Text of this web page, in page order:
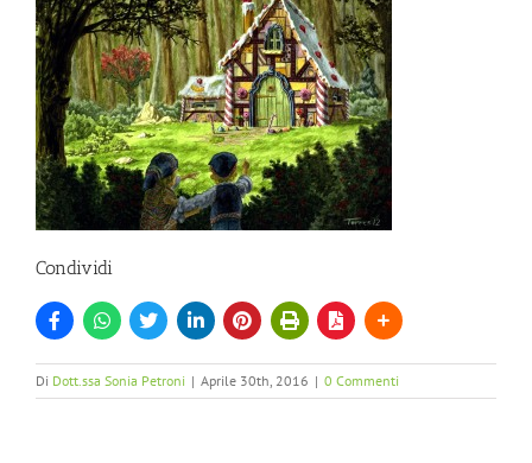
Condividi
Di Dott.ssa Sonia Petroni | Aprile 30th, 2016 | 0 Commenti